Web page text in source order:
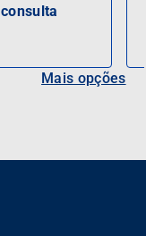
consulta
Mais opções